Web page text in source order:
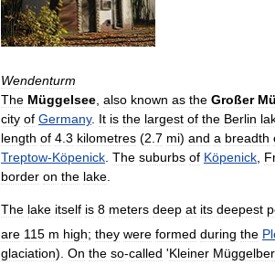
Wendenturm
The Müggelsee also known as the Großer
city of Germany. It is the largest of the Berlin
length of 4 3 kilometres (2 7 mi) and a breadth
Treptow-Köpenick The suburbs of Köpenick
border on the lake
The lake itself is 8 meters deep at its deepest
are 115 m high; they were formed during the
glaciation). On the so-called 'Kleiner